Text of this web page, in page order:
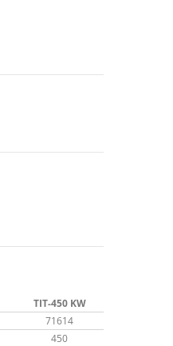
TIT-450 KW
71614
450